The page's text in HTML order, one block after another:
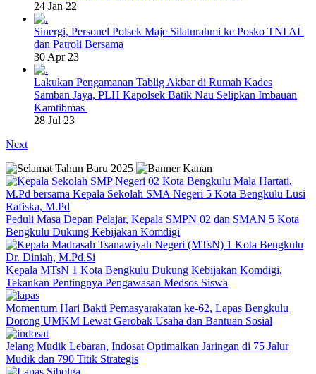
24 Jan 22
Sinergi, Personel Polsek Maje Silaturahmi ke Posko TNI AL
dan Patroli Bersama
30 Apr 23
Lakukan Pengamanan Tablig Akbar di Rumah Kades
Samban Jaya, PLH Kapolsek Batik Nau Selipkan Imbauan
Kamtibmas
28 Jul 23
Next
Peduli Masa Depan Pelajar, Kepala SMPN 02 dan SMAN 5 Kota
Bengkulu Dukung Kebijakan Komdigi
Kepala MTsN 1 Kota Bengkulu Dukung Kebijakan Komdigi,
Tekankan Pentingnya Pengawasan Medsos Siswa
Momentum Hari Bakti Pemasyarakatan ke-62, Lapas Bengkulu
Dorong UMKM Lewat Gerobak Usaha dan Bantuan Sosial
Jelang Mudik Lebaran, Indosat Optimalkan Jaringan di 75 Jalur
Mudik dan 790 Titik Strategis